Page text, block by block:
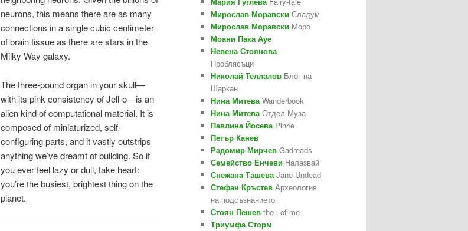
neurons, this means there are as many
connections in a single cubic centimeter
of brain tissue as there are stars in the
Milky Way galaxy.
The three-pound organ in your skull—
with its pink consistency of Jell-o—is an
alien kind of computational material. It is
composed of miniaturized, self-
configuring parts, and it vastly outstrips
anything we’ve dreamt of building. So if
you ever feel lazy or dull, take heart:
you’re the busiest, brightest thing on the
planet.
Мирослав Моравски Сладум
Мирослав Моравски Моро
Моани Пака Ауе
Невена Стоянова
Проблясъци
Николай Теллалов Блог на
Шаркан
Нина МитеваWanderbook
Нина МитеваОтдел Муза
Павлина ЙосеваPin4e
Петър Канев
Радомир Мирчев Gadreads
Семейство Енчеви Налазвай
Снежана ТашеваJane Undead
Стефан Кръстев Археология
на подсъзнанието
Стоян Пешев the i of me
Триумфа Сторм